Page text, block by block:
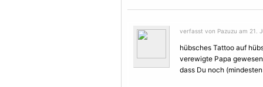
verfasst von Pazuzu am 21.
hübsches Tattoo auf
verewigte Papa
dass Du noch